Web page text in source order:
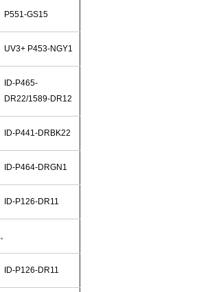
P551-GS15
UV3+ P453-NGY1
ID-P465-
DR22/1589-DR12
ID-P441-DRBK22
ID-P464-DRGN1
ID-P126-DR11
ID-P126-DR11